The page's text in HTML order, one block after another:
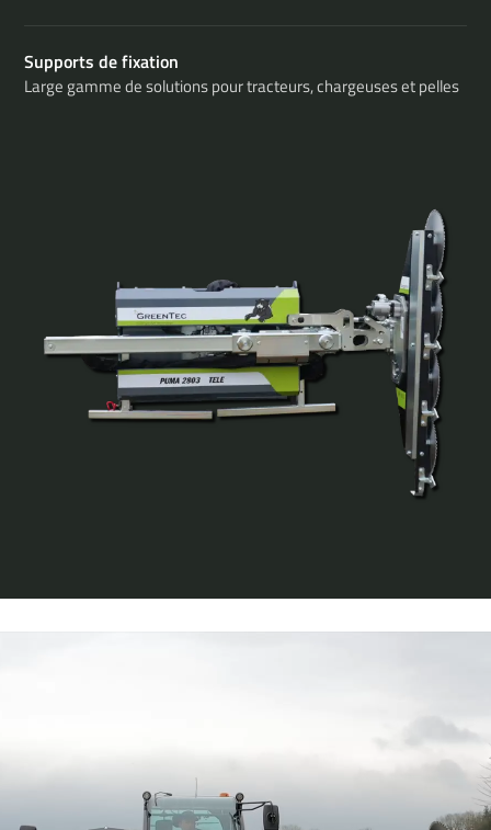
Supports de fixation
Large gamme de solutions pour tracteurs, chargeuses et pelles